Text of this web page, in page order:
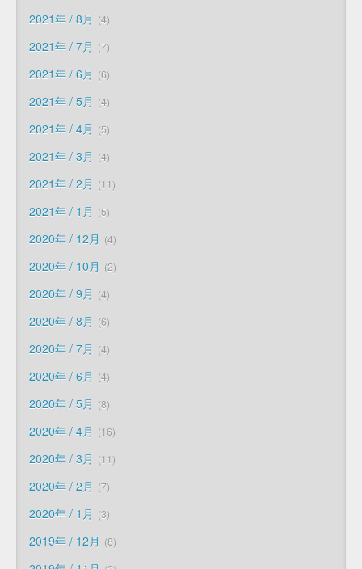
2021年 / 8月 4
2021年 / 7月 7
2021年 / 6月 6
2021年 / 5月 4
2021年 / 4月 5
2021年 / 3月 4
2021年 / 2月 11
2021年 / 1月 5
2020年 / 12月 4
2020年 / 10月 2
2020年 / 9月 4
2020年 / 8月 6
2020年 / 7月 4
2020年 / 6月 4
2020年 / 5月 8
2020年 / 4月 16
2020年 / 3月 11
2020年 / 2月 7
2020年 / 1月 3
2019年 / 12月 8